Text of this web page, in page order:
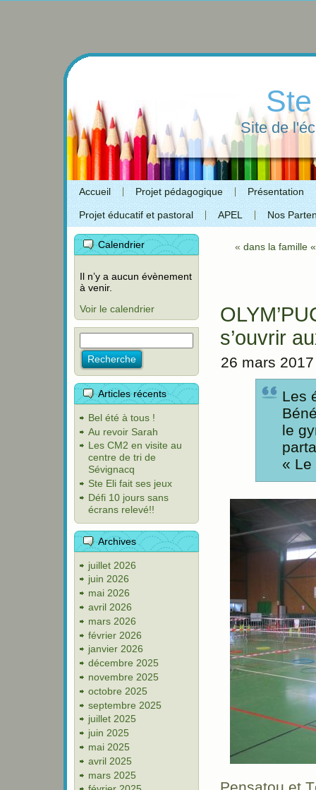
Site de
Accueil Projet pédagogique Présentation
Projet éducatif et pastoral APEL Nos
Calendrier
Il n’y a aucun évènement
à venir.
Voir le calendrier
Articles récents
Bel été à tous !
Au revoir Sarah
Les CM2 en visite au
centre de tri de
Sévignacq
Ste Eli fait ses jeux
Défi 10 jours sans
écrans relevé!!
Archives
juillet 2026
juin 2026
mai 2026
avril 2026
mars 2026
février 2026
janvier 2026
décembre 2025
novembre 2025
octobre 2025
septembre 2025
juillet 2025
juin 2025
mai 2025
avril 2025
mars 2025
« dans la famille
s’ouvrir
26 mars 2017
Les
le
« Le